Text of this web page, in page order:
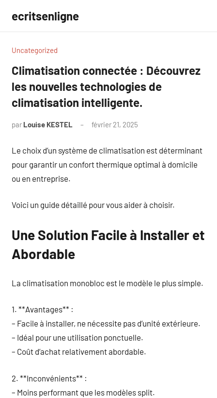
contenu
ecritsenligne
Uncategorized
Climatisation connectée : Découvrez
les nouvelles technologies de
climatisation intelligente.
par Louise KESTEL février 21, 2025
Le choix d’un système de climatisation est déterminant
pour garantir un confort thermique optimal à domicile
ou en entreprise.
Voici un guide détaillé pour vous aider à choisir.
Une Solution Facile à Installer et
Abordable
La climatisation monobloc est le modèle le plus simple.
1. **Avantages** :
– Facile à installer, ne nécessite pas d’unité extérieure.
– Idéal pour une utilisation ponctuelle.
– Coût d’achat relativement abordable.
2. **Inconvénients** :
– Moins performant que les modèles split.